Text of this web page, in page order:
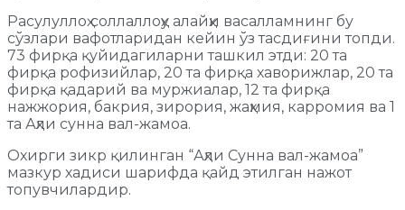
Расулуллоҳ соллаллоҳу алайҳи васалламнинг бу
сўзлари вафотларидан кейин ўз тасдиғини топди.
73 фирқа қуйидагиларни ташкил этди: 20 та
фирқа рофизийлар, 20 та фирқа хаворижлар, 20 та
фирқа қадарий ва муржиалар, 12 та фирқа
нажжория, бакрия, зирория, жаҳмия, карромия ва 1
та Аҳли сунна вал-жамоа.
Охирги зикр қилинган “Аҳли Сунна вал-жамоа”
мазкур хадиси шарифда қайд этилган нажот
топувчилардир.